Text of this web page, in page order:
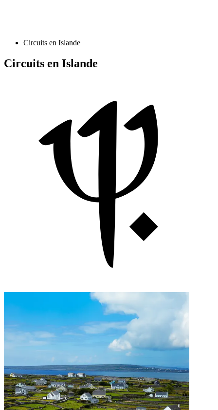
Circuits en Islande
Circuits en Islande